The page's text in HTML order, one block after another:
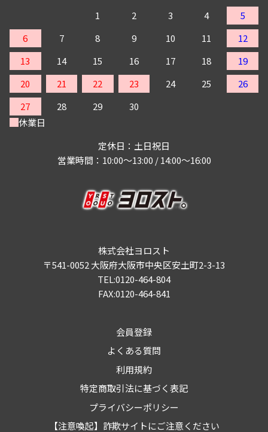
1
2 3 4
5
6
7 8 9 10 11
12
13
14 15 16 17 18
19
20
21 22 23 24 25
26
27
28 29
30
休業日
定休日：土日祝日
営業時間：10:00～13:00 / 14:00～16:00
株式会社ヨロスト
〒541-0052 大阪府大阪市中央区安土町2-3-13
TEL:0120-464-804
FAX:0120-464-841
会員登録
よくある質問
利用規約
特定商取引法に基づく表記
プライバシーポリシー
【注意喚起】詐欺サイトにご注意ください